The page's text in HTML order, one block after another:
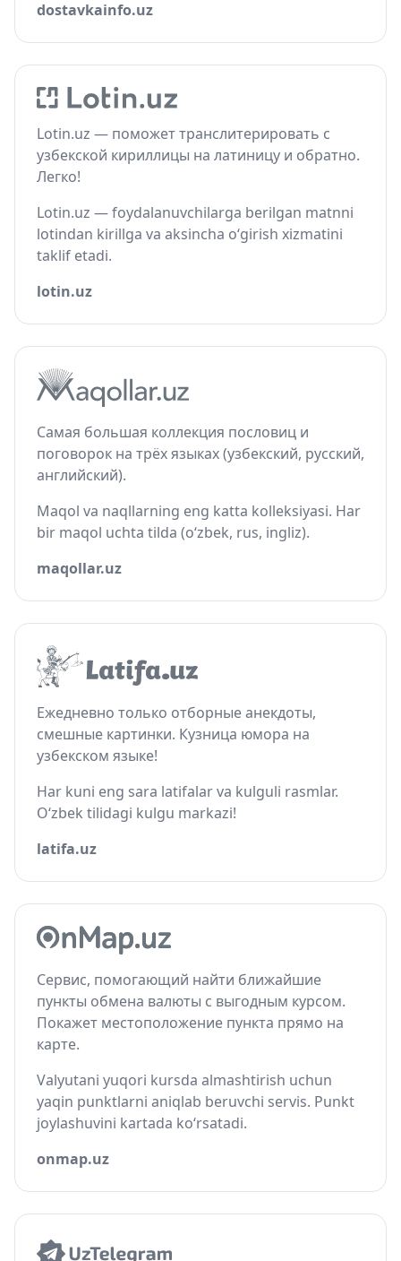
dostavkainfo.uz
Lotin.uz — поможет транслитерировать с
узбекской кириллицы на латиницу и обратно.
Легко!
Lotin.uz — foydalanuvchilarga berilgan matnni
lotindan kirillga va aksincha o‘girish xizmatini
taklif etadi.
lotin.uz
Самая большая коллекция пословиц и
поговорок на трёх языках (узбекский, русский,
английский).
Maqol va naqllarning eng katta kolleksiyasi. Har
bir maqol uchta tilda (o‘zbek, rus, ingliz).
maqollar.uz
Ежедневно только отборные анекдоты,
смешные картинки. Кузница юмора на
узбекском языке!
Har kuni eng sara latifalar va kulguli rasmlar.
O‘zbek tilidagi kulgu markazi!
latifa.uz
Сервис, помогающий найти ближайшие
пункты обмена валюты с выгодным курсом.
Покажет местоположение пункта прямо на
карте.
Valyutani yuqori kursda almashtirish uchun
yaqin punktlarni aniqlab beruvchi servis. Punkt
joylashuvini kartada ko‘rsatadi.
onmap.uz